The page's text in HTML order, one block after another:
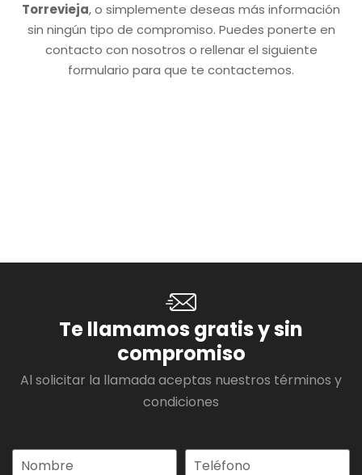
Torrevieja, o simplemente deseas más información
sin ningún tipo de compromiso. Puedes ponerte en
contacto con nosotros o rellenar el siguiente
formulario para que te contactemos.
Te llamamos gratis y sin
compromiso
Al solicitar la llamada aceptas nuestros términos y
condiciones